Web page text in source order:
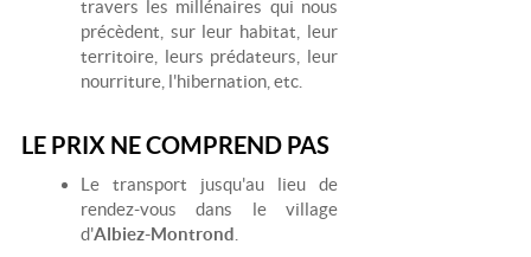
travers les millénaires qui nous
précèdent, sur leur habitat, leur
territoire, leurs prédateurs, leur
nourriture, l'hibernation, etc.
LE PRIX NE COMPREND PAS
Le transport jusqu'au lieu de
rendez-vous dans le village
d'Albiez-Montrond